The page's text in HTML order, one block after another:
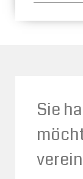
Sie